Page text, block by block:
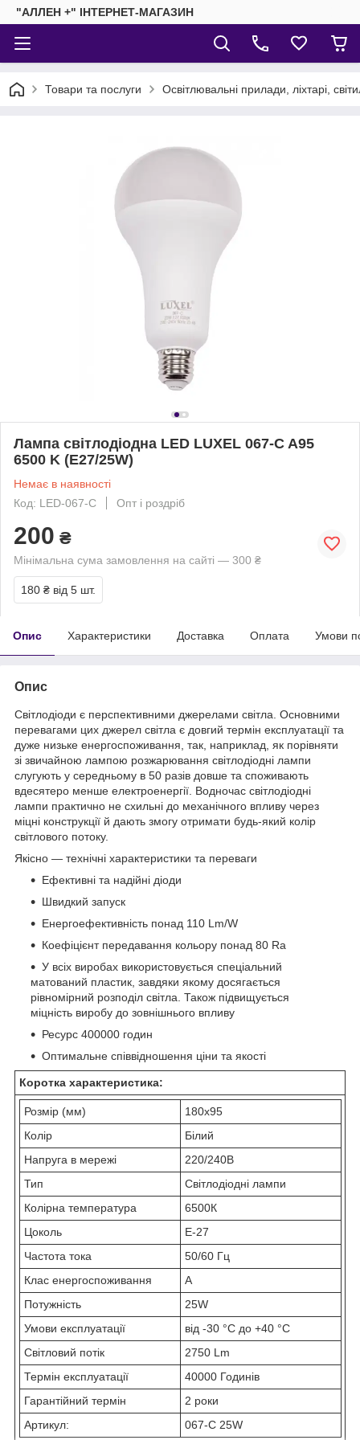
"АЛЛЕН +" ІНТЕРНЕТ-МАГАЗИН
Товари та послуги Освітлювальні прилади, ліхтарі,
Лампа світлодіодна LED LUXEL 067-C A95
6500 K (E27/25W)
Немає в наявності
Код: LED-067-C
Опт і роздріб
200 ₴
Мінімальна сума замовлення на сайті — 300 ₴
180 ₴ від 5 шт.
Опис Характеристики Доставка Оплата Умови
Опис
Світлодіоди є перспективними джерелами світла. Основними
перевагами цих джерел світла є довгий термін експлуатації та
дуже низьке енергоспоживання, так, наприклад, як порівняти
зі звичайною лампою розжарювання світлодіодні лампи
слугують у середньому в 50 разів довше та споживають
вдесятеро менше електроенергії. Водночас світлодіодні
лампи практично не схильні до механічного впливу через
міцні конструкції й дають змогу отримати будь-який колір
світлового потоку.
Якісно — технічні характеристики та переваги
Ефективні та надійні діоди
Швидкий запуск
Енергоефективність понад 110 Lm/W
Коефіцієнт передавання кольору понад 80 Ra
У всіх виробах використовується спеціальний
матований пластик, завдяки якому досягається
рівномірний розподіл світла. Також підвищується
міцність виробу до зовнішнього впливу
Ресурс 400000 годин
Оптимальне співвідношення ціни та якості
Коротка характеристика:
Розмір (мм)
180х95
Колір
Білий
Напруга в мережі
220/240В
Тип
Світлодіодні лампи
Колірна температура
6500К
Цоколь
Е-27
Частота тока
50/60 Гц
Клас енергоспоживання
А
Потужність
25W
Умови експлуатації
від -30 °C до +40 °C
Світловий потік
2750 Lm
Термін експлуатації
40000 Годинів
Гарантійний термін
2 роки
Артикул:
067-C 25W